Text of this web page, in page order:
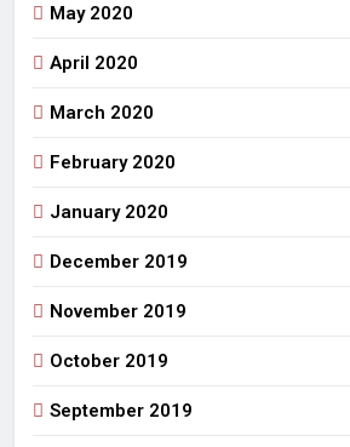
May 2020
April 2020
March 2020
February 2020
January 2020
December 2019
November 2019
October 2019
September 2019